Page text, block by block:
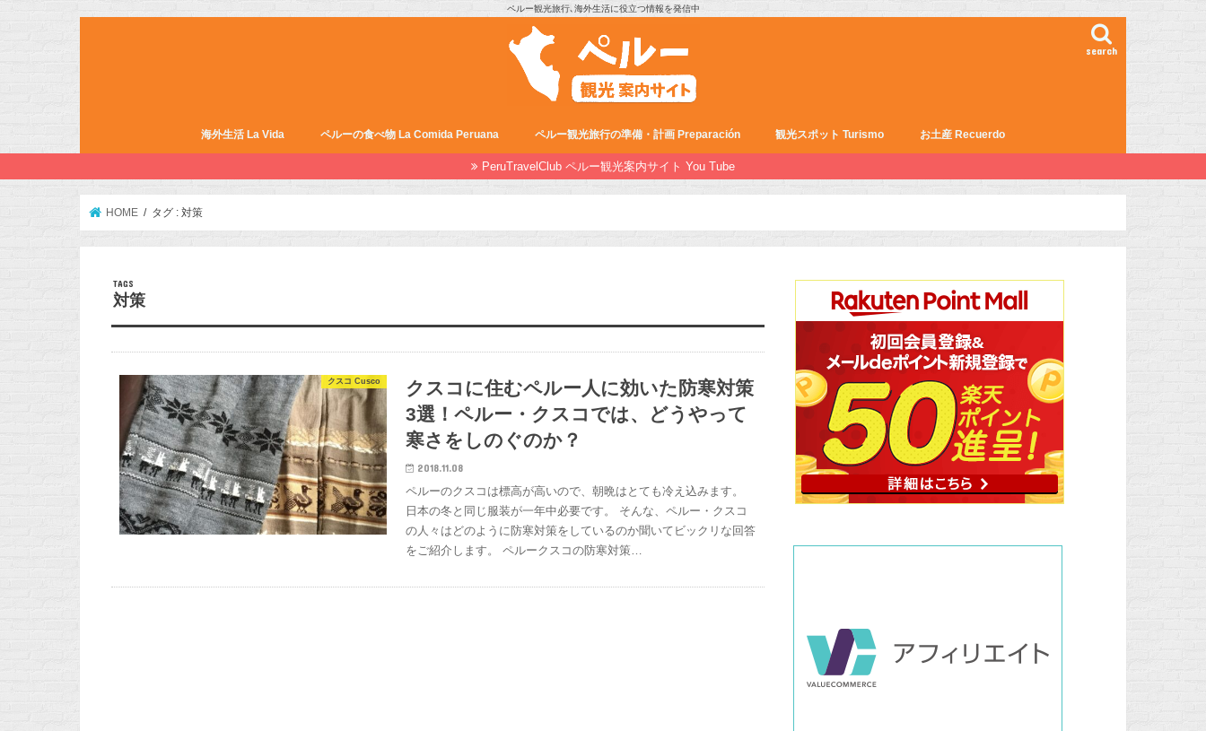
ペルー観光旅行､海外生活に役立つ情報を発信中
search
海外生活 La Vida ペルーの食べ物 La Comida Peruana ペルー観光旅行の準備・計画 Preparación 観光スポット Turismo お土産 Recuerdo
PeruTravelClub ペルー観光案内サイト You Tube
HOME タグ : 対策
対策
クスコ Cusco
クスコに住むペルー人に効いた防寒対策
3選！ペルー・クスコでは、どうやって
寒さをしのぐのか？
2018.11.08
ペルーのクスコは標高が高いので、朝晩はとても冷え込みます。
日本の冬と同じ服装が一年中必要です。 そんな、ペルー・クスコ
の人々はどのように防寒対策をしているのか聞いてビックリな回答
をご紹介します。 ペルークスコの防寒対策…